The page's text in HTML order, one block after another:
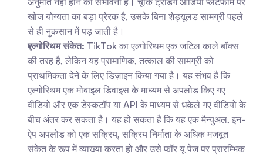
खोज योग्यता का बड़ा प्रेरक है, उसके बिना शेड्यूलड सामग्री पहले
से ही नुकसान में पड़ जाती है।
एल्गोरिथम संकेत: TikTok का एल्गोरिथम एक जटिल काले बॉक्स
की तरह है, लेकिन यह प्रामाणिक, तत्काल की सामग्री को
प्राथमिकता देने के लिए डिज़ाइन किया गया है। यह संभव है कि
एल्गोरिथम एक मोबाइल डिवाइस के माध्यम से अपलोड किए गए
वीडियो और एक डेस्कटॉप या API के माध्यम से धकेले गए वीडियो के
बीच अंतर कर सकता है। यह हो सकता है कि यह एक मैन्युअल, इन-
ऐप अपलोड को एक सक्रिय्, सक्रिय निर्माता के अधिक मजबूत
संकेत के रूप में व्याख्या करता हो और उसे फॉर यू पेज पर प्रारम्भिक